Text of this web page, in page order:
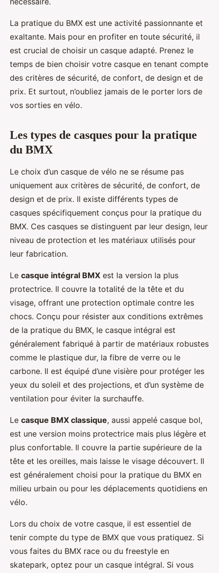
La pratique du BMX est une activité passionnante et
exaltante. Mais pour en profiter en toute sécurité, il
est crucial de choisir un casque adapté. Prenez le
temps de bien choisir votre casque en tenant compte
des critères de sécurité, de confort, de design et de
prix. Et surtout, n’oubliez jamais de le porter lors de
vos sorties en vélo.
Les types de casques pour la pratique
du BMX
Le choix d’un casque de vélo ne se résume pas
uniquement aux critères de sécurité, de confort, de
design et de prix. Il existe différents types de
casques spécifiquement conçus pour la pratique du
BMX. Ces casques se distinguent par leur design, leur
niveau de protection et les matériaux utilisés pour
leur fabrication.
Le casque intégral BMX est la version la plus
protectrice. Il couvre la totalité de la tête et du
visage, offrant une protection optimale contre les
chocs. Conçu pour résister aux conditions extrêmes
de la pratique du BMX, le casque intégral est
généralement fabriqué à partir de matériaux robustes
comme le plastique dur, la fibre de verre ou le
carbone. Il est équipé d’une visière pour protéger les
yeux du soleil et des projections, et d’un système de
ventilation pour éviter la surchauffe.
Le casque BMX classique, aussi appelé casque bol,
est une version moins protectrice mais plus légère et
plus confortable. Il couvre la partie supérieure de la
tête et les oreilles, mais laisse le visage découvert. Il
est généralement choisi pour la pratique du BMX en
milieu urbain ou pour les déplacements quotidiens en
vélo.
Lors du choix de votre casque, il est essentiel de
tenir compte du type de BMX que vous pratiquez. Si
vous faites du BMX race ou du freestyle en
skatepark, optez pour un casque intégral. Si vous